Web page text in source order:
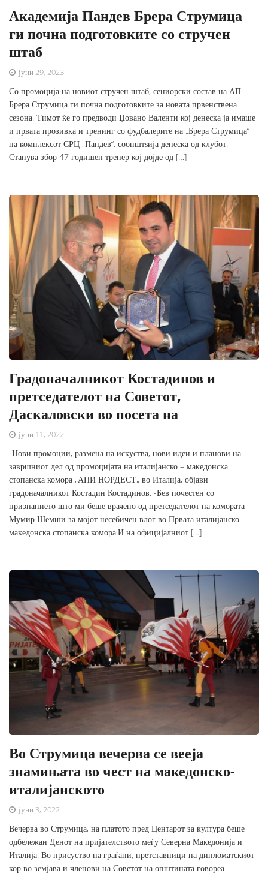
Академија Пандев Брера Струмица
ги почна подготовките со стручен
штаб
јуни 29, 2023
Со промоција на новиот стручен штаб, сениорски состав на АП
Брера Струмица ги почна подготовките за новата првенствена
сезона. Тимот ќе го предводи Џовано Валенти кој денеска ја имаше
и првата прозивка и тренинг со фудбалерите на „Брера Струмица“
на комплексот СРЦ „Пандев“, соопштѕија денеска од клубот.
Станува збор 47 годишен тренер кој дојде од […]
Градоначалникот Костадинов и
претседателот на Советот,
Даскаловски во посета на
јуни 11, 2022
-Нови промоции, размена на искуства, нови идеи и планови на
завршниот дел од промоцијата на италијанско – македонска
стопанска комора „АПИ НОРДЕСТ„ во Италија, објави
градоначалникот Костадин Костадинов. -Бев почестен со
признанието што ми беше врачено од претседателот на комората
Мумир Шемши за мојот несебичен влог во Првата италијанско –
македонска стопанска комора.И на официјалниот […]
Во Струмица вечерва се вееја
знамињата во чест на македонско-
италијанското
јуни 3, 2022
Вечерва во Струмица, на платото пред Центарот за култура беше
одбележан Денот на пријателството меѓу Северна Македонија и
Италија. Во присуство на граѓани, претставници на дипломатскиот
кор во земјава и членови на Советот на општината говореа